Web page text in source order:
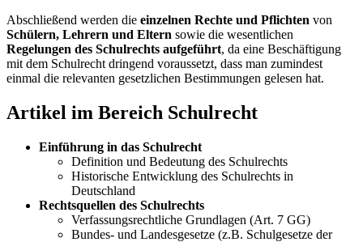
Abschließend werden die einzelnen Rechte und Pflichten von
Schülern, Lehrern und Eltern sowie die wesentlichen
Regelungen des Schulrechts aufgeführt, da eine Beschäftigung
mit dem Schulrecht dringend voraussetzt, dass man zumindest
einmal die relevanten gesetzlichen Bestimmungen gelesen hat.
Artikel im Bereich Schulrecht
Einführung in das Schulrecht
Definition und Bedeutung des Schulrechts
Historische Entwicklung des Schulrechts in
Deutschland
Rechtsquellen des Schulrechts
Verfassungsrechtliche Grundlagen (Art. 7 GG)
Bundes- und Landesgesetze (z.B. Schulgesetze der